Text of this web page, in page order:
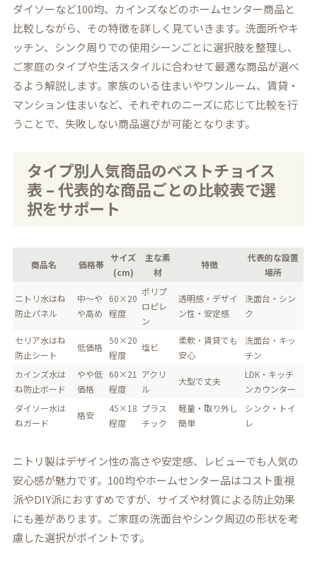
ダイソーなど100均、カインズなどのホームセンター商品と
比較しながら、その特徴を詳しく見ていきます。洗面所やキ
ッチン、シンク周りでの使用シーンごとに選択肢を整理し、
ご家庭のタイプや生活スタイルに合わせて最適な商品が選べ
るよう解説します。家族のいる住まいやワンルーム、賃貸・
マンション住まいなど、それぞれのニーズに応じて比較を行
うことで、失敗しない商品選びが可能となります。
タイプ別人気商品のベストチョイス
表 – 代表的な商品ごとの比較表で選
択をサポート
商品名 価格帯
サイズ
(cm)
主な素
材
特徴
代表的な設置
場所
ニトリ水はね
防止パネル
中～や
や高め
60×20
程度
ポリプ
ロピレ
ン
透明感・デザイ
ン性・安定感
洗面台・シン
ク
セリア水はね
防止シート
低価格
50×20
程度
塩ビ
柔軟・賃貸でも
安心
洗面台・キッ
チン
カインズ水は
ね防止ボード
やや低
価格
60×21
程度
アクリ
ル
大型で丈夫
LDK・キッチ
ンカウンター
ダイソー水は
ねガード
格安
45×18
程度
プラス
チック
軽量・取り外し
簡単
シンク・トイ
レ
ニトリ製はデザイン性の高さや安定感、レビューでも人気の
安心感が魅力です。100均やホームセンター品はコスト重視
派やDIY派におすすめですが、サイズや材質による防止効果
にも差があります。ご家庭の洗面台やシンク周辺の形状を考
慮した選択がポイントです。